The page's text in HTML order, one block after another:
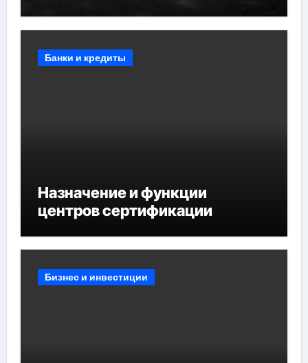
мероприятий и обустройства
Банки и кредиты
Назначение и функции
центров сертификации
Бизнес и инвестиции